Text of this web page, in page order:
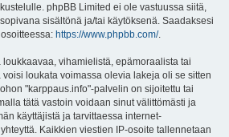
phpBB Limited ei ole vastuussa siitä,
sisältönä ja/tai käytöksenä. Saadaksesi
https://www.phpbb.com/.
vihamielistä, epämoraalista tai
loukata voimassa olevia lakeja oli se sitten
"karppaus.info"-palvelin on sijoitettu tai
tätä vastoin voidaan sinut välittömästi ja
käyttäjistä ja tarvittaessa internet-
Kaikkien viestien IP-osoite tallennetaan